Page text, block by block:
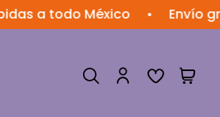
México • Envío gratis